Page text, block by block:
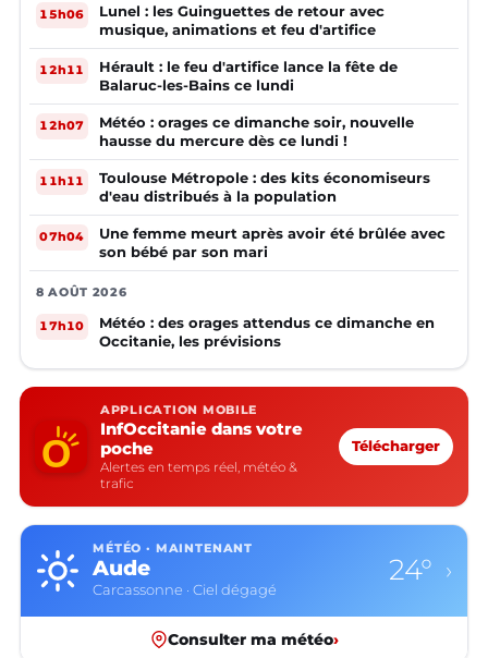
15h06
Lunel : les Guinguettes de retour avec
musique, animations et feu d'artifice
12h11
Hérault : le feu d'artifice lance la fête de
Balaruc-les-Bains ce lundi
12h07
Météo : orages ce dimanche soir, nouvelle
hausse du mercure dès ce lundi !
11h11
Toulouse Métropole : des kits économiseurs
d'eau distribués à la population
07h04
Une femme meurt après avoir été brûlée avec
son bébé par son mari
8 AOÛT 2026
17h10
Météo : des orages attendus ce dimanche en
Occitanie, les prévisions
APPLICATION MOBILE
InfOccitanie dans votre
poche
Alertes en temps réel, météo &
trafic
Télécharger
MÉTÉO · MAINTENANT
Aude
Carcassonne · Ciel dégagé
24° ›
Consulter ma météo›